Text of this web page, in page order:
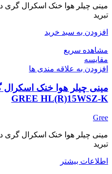
تبرید
افزودن به سبد خرید
مشاهده سریع
مقایسه
افزودن به علاقه مندی ها
GREE HL(R)15WSZ-K
Gree
تبرید
اطلاعات بیشتر